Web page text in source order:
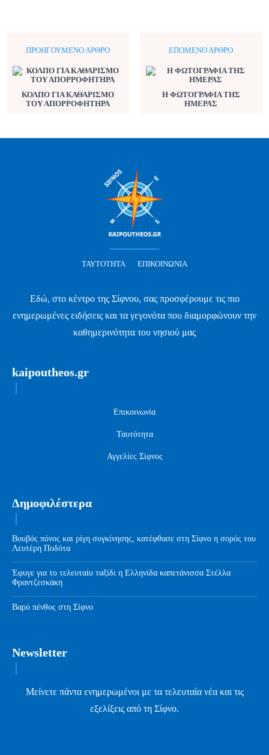
ΠΡΟΗΓΟΎΜΕΝΟ ΆΡΘΡΟ
ΚΟΛΠΟ ΓΙΑ ΚΑΘΑΡΙΣΜΟ
ΤΟΥ ΑΠΟΡΡΟΦΗΤΗΡΑ
ΕΠΌΜΕΝΟ ΆΡΘΡΟ
Η ΦΩΤΟΓΡΑΦΙΑ ΤΗΣ
ΗΜΕΡΑΣ
ΤΑΥΤΌΤΗΤΑ ΕΠΙΚΟΙΝΩΝΊΑ
Εδώ, στο κέντρο της Σίφνου, σας προσφέρουμε τις πιο
ενημερωμένες ειδήσεις και τα γεγονότα που διαμορφώνουν την
καθημερινότητα του νησιού μας
kaipoutheos.gr
Επικοινωνία
Ταυτότητα
Αγγελίες Σίφνος
Δημοφιλέστερα
Βουβός πόνος και ρίγη συγκίνησης, κατέφθασε στη Σίφνο η σορός του
Λευτέρη Ποδότα
Έφυγε για το τελευταίο ταξίδι η Ελληνίδα καπετάνισσα Στέλλα
Φραντζεσκάκη
Βαρύ πένθος στη Σίφνο
Newsletter
Μείνετε πάντα ενημερωμένοι με τα τελευταία νέα και τις
εξελίξεις από τη Σίφνο.